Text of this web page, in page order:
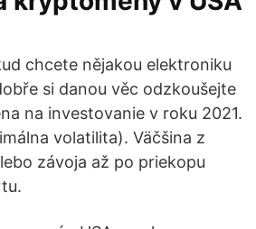
chcete nějakou elektroniku
si danou věc odzkoušejte
na investovanie v roku 2021.
volatilita). Väčšina z
závoja až po priekopu